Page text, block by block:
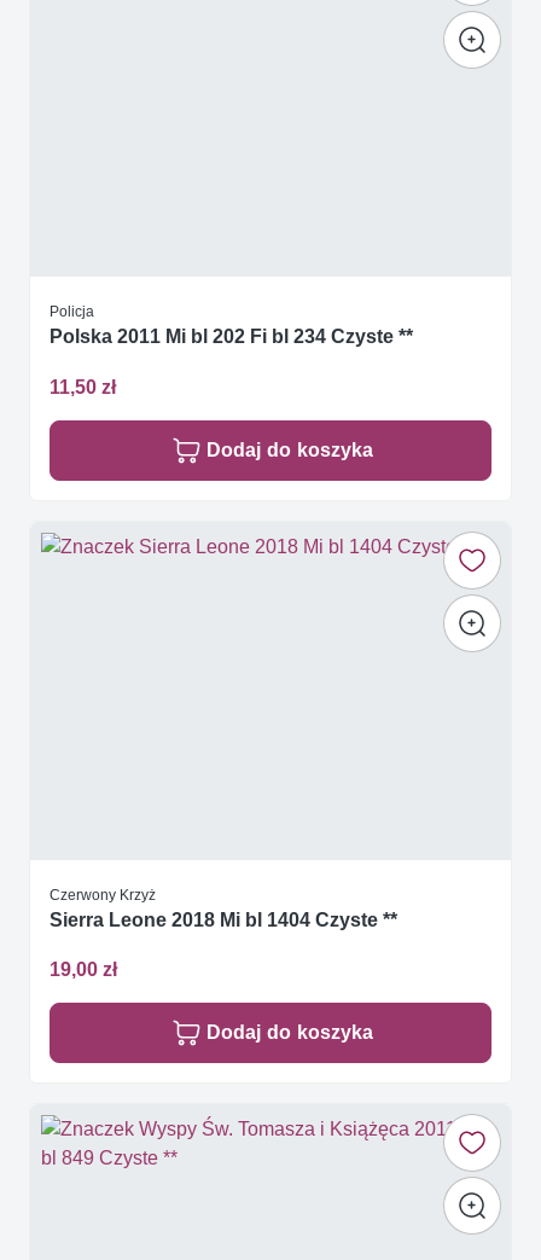
Policja
Polska 2011 Mi bl 202 Fi bl 234 Czyste **
11,50 zł
Dodaj do koszyka
Czerwony Krzyż
Sierra Leone 2018 Mi bl 1404 Czyste **
19,00 zł
Dodaj do koszyka